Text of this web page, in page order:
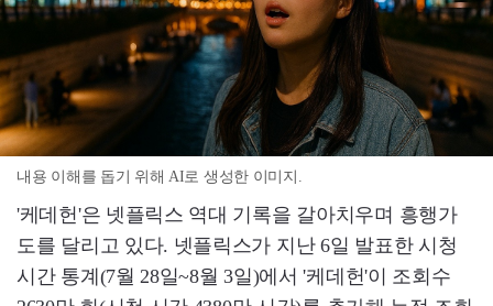
내용 이해를 돕기 위해 AI로 생성한 이미지.
'케데헌'은 넷플릭스 역대 기록을 갈아치우며 흥행가
도를 달리고 있다. 넷플릭스가 지난 6일 발표한 시청
시간 통계(7월 28일~8월 3일)에서 '케데헌'이 조회수